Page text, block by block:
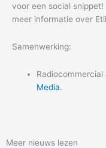
voor een social
meer informatie over
Samenwerking:
Media.
Meer nieuws lezen